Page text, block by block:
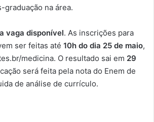
na área.
vaga disponível. As inscrições para
ser feitas até 10h do dia 25 de maio,
medicina. O resultado sai em 29
será feita pela nota do Enem de
de análise de currículo.